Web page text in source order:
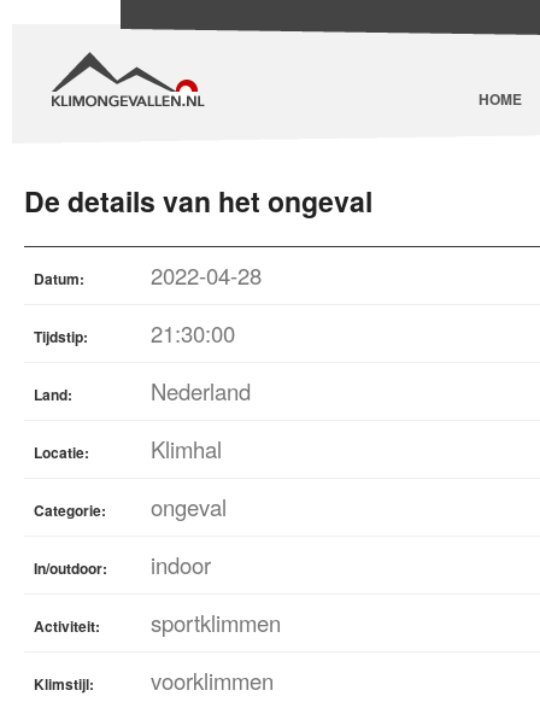
HOME
De details van het ongeval
Datum: 2022-04-28
Tijdstip: 21:30:00
Land: Nederland
Locatie: Klimhal
Categorie: ongeval
In/outdoor: indoor
Activiteit: sportklimmen
Klimstijl: voorklimmen